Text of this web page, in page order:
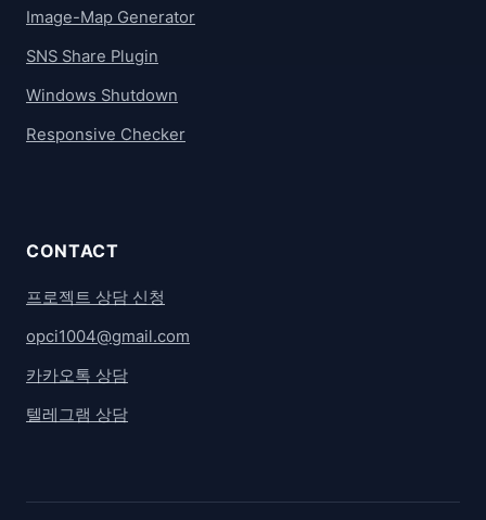
Image-Map Generator
SNS Share Plugin
Windows Shutdown
Responsive Checker
CONTACT
프로젝트 상담 신청
opci1004@gmail.com
카카오톡 상담
텔레그램 상담